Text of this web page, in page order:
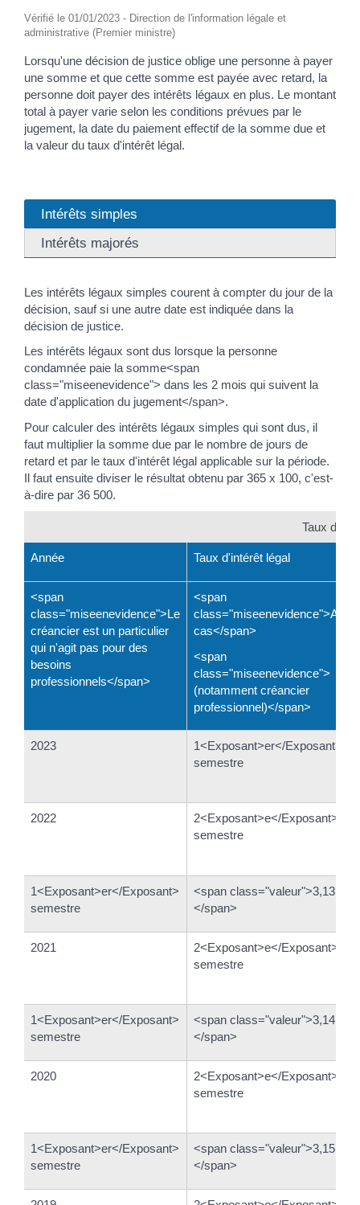
Vérifié le 01/01/2023 - Direction de l'information légale et
administrative (Premier ministre)
Lorsqu'une décision de justice oblige une personne à payer
une somme et que cette somme est payée avec retard, la
personne doit payer des intérêts légaux en plus. Le montant
total à payer varie selon les conditions prévues par le
jugement, la date du paiement effectif de la somme due et
la valeur du taux d'intérêt légal.
Intérêts simples
Intérêts majorés
Les intérêts légaux simples courent à compter du jour de la
décision, sauf si une autre date est indiquée dans la
décision de justice.
Les intérêts légaux sont dus lorsque la personne
condamnée paie la somme<span
class="miseenevidence"> dans les 2 mois qui suivent la
date d'application du jugement</span>.
Pour calculer des intérêts légaux simples qui sont dus, il
faut multiplier la somme due par le nombre de jours de
retard et par le taux d'intérêt légal applicable sur la période.
Il faut ensuite diviser le résultat obtenu par 365 x 100, c'est-
à-dire par 36 500.
Taux
Année Taux d'intérêt légal
<span
class="miseenevidence">Le
créancier est un particulier
qui n'agit pas pour des
besoins
professionnels</span>
<span
cas</span>
<span
class="miseenevidence">
(notamment créancier
professionnel)</span>
2023
1<Exposant>er</Exposant>
semestre
2022
2<Exposant>e</Exposant>
semestre
1<Exposant>er</Exposant>
semestre
<span class="valeur">3,13 %
</span>
2021
2<Exposant>e</Exposant>
semestre
1<Exposant>er</Exposant>
semestre
<span class="valeur">3,14 %
</span>
2020
2<Exposant>e</Exposant>
semestre
1<Exposant>er</Exposant>
semestre
<span class="valeur">3,15 %
</span>